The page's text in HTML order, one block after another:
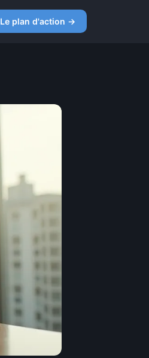
Le plan d'action →